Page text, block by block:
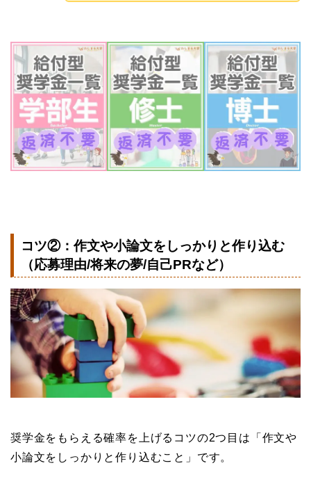
コツ②：作文や小論文をしっかりと作り込む
（応募理由/将来の夢/自己PRなど）
奨学金をもらえる確率を上げるコツの2つ目は「作文や
小論文をしっかりと作り込むこと」です。